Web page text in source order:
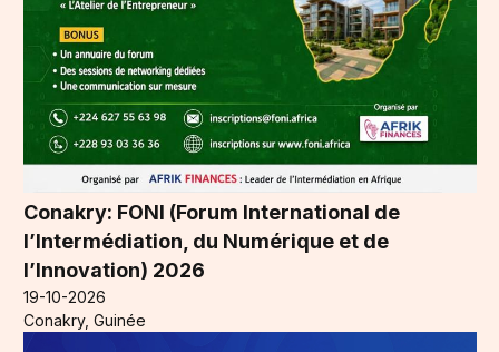
Conakry: FONI (Forum International de
l’Intermédiation, du Numérique et de
l’Innovation) 2026
19-10-2026
Conakry, Guinée